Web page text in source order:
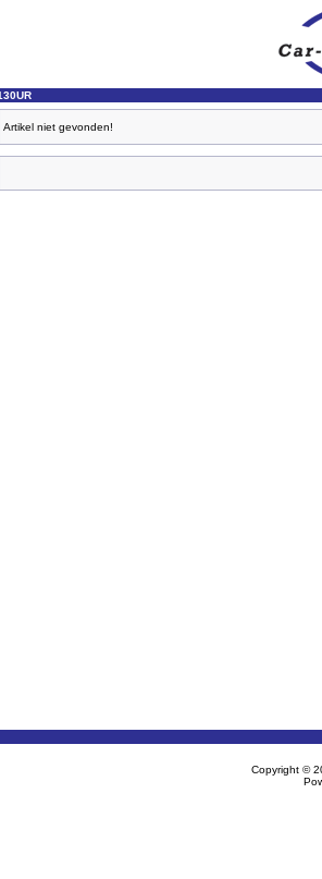
Artikel niet gevonden!
Copyright ©